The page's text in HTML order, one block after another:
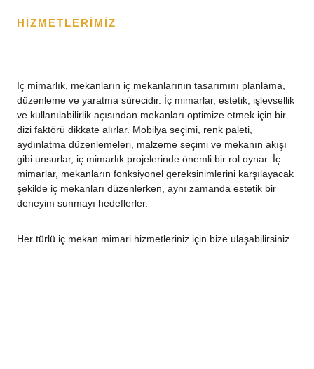
HİZMETLERİMİZ
İç mimarlık, mekanların iç mekanlarının tasarımını planlama,
düzenleme ve yaratma sürecidir. İç mimarlar, estetik, işlevsellik
ve kullanılabilirlik açısından mekanları optimize etmek için bir
dizi faktörü dikkate alırlar. Mobilya seçimi, renk paleti,
aydınlatma düzenlemeleri, malzeme seçimi ve mekanın akışı
gibi unsurlar, iç mimarlık projelerinde önemli bir rol oynar. İç
mimarlar, mekanların fonksiyonel gereksinimlerini karşılayacak
şekilde iç mekanları düzenlerken, aynı zamanda estetik bir
deneyim sunmayı hedeflerler.
Her türlü iç mekan mimari hizmetleriniz için bize ulaşabilirsiniz.